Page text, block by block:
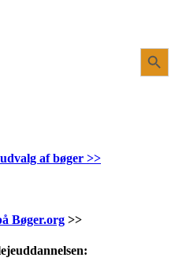
Search Button
af bøger >>
Bøger.org>>